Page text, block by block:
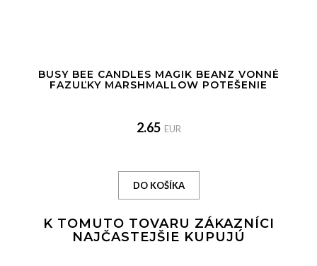
BUSY BEE CANDLES MAGIK BEANZ VONNÉ
FAZUĽKY MARSHMALLOW POTEŠENIE
2.65 EUR
K TOMUTO TOVARU ZÁKAZNÍCI
NAJČASTEJŠIE KUPUJÚ